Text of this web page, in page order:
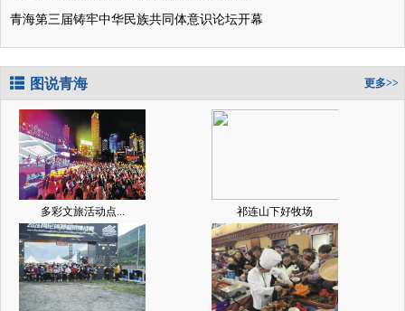
青海第三届铸牢中华民族共同体意识论坛开幕
图说青海 更多>>
多彩文旅活动点... 祁连山下好牧场